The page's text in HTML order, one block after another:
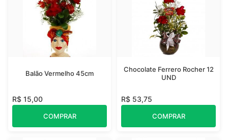
Balão Vermelho 45cm
R$ 15,00
COMPRAR
Chocolate Ferrero Rocher 12
UND
R$ 53,75
COMPRAR